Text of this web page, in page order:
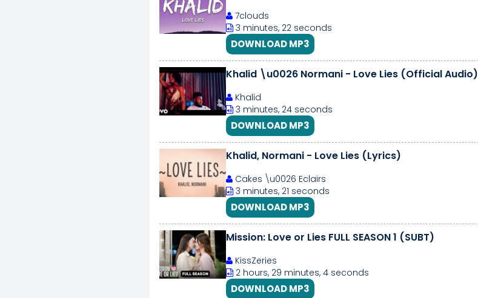
7clouds
3 minutes, 22 seconds
DOWNLOAD MP3
Khalid \u0026 Normani - Love Lies (Official Audio)
Khalid
3 minutes, 24 seconds
DOWNLOAD MP3
Khalid, Normani - Love Lies (Lyrics)
Cakes \u0026 Eclairs
3 minutes, 21 seconds
DOWNLOAD MP3
Mission: Love or Lies FULL SEASON 1 (SUBT)
KissZeries
2 hours, 29 minutes, 4 seconds
DOWNLOAD MP3